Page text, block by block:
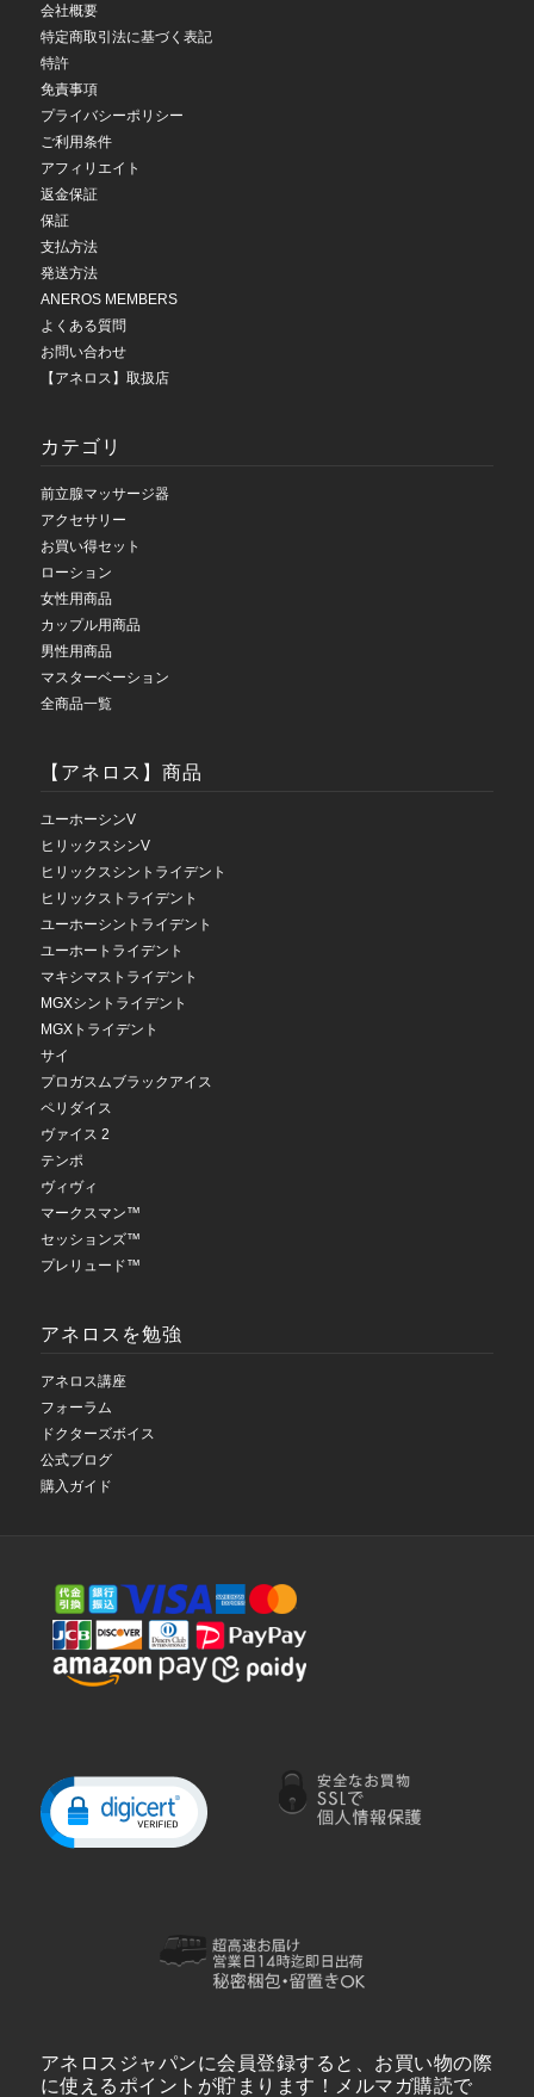
会社概要
特定商取引法に基づく表記
特許
免責事項
プライバシーポリシー
ご利用条件
アフィリエイト
返金保証
保証
支払方法
発送方法
ANEROS MEMBERS
よくある質問
お問い合わせ
【アネロス】取扱店
カテゴリ
前立腺マッサージ器
アクセサリー
お買い得セット
ローション
女性用商品
カップル用商品
男性用商品
マスターベーション
全商品一覧
【アネロス】商品
ユーホーシンV
ヒリックスシンV
ヒリックスシントライデント
ヒリックストライデント
ユーホーシントライデント
ユーホートライデント
マキシマストライデント
MGXシントライデント
MGXトライデント
サイ
プロガスムブラックアイス
ペリダイス
ヴァイス 2
テンポ
ヴィヴィ
マークスマン™
セッションズ™
プレリュード™
アネロスを勉強
アネロス講座
フォーラム
ドクターズボイス
公式ブログ
購入ガイド
アネロスジャパンに会員登録すると、お買い物の際
に使えるポイントが貯まります！メルマガ購読で